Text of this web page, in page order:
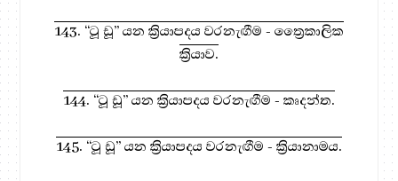
143. “ටූ ඩූ” යන ක්‍රියාපදය වරනැඟීම - ත්‍රෛකාලික
ක්‍රියාව.
144. “ටූ ඩූ” යන ක්‍රියාපදය වරනැඟීම - කෘදන්ත.
145. “ටූ ඩූ” යන ක්‍රියාපදය වරනැඟීම - ක්‍රියානාමය.